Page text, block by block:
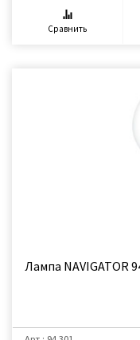
Сравнить
Лампа NAVIGATOR